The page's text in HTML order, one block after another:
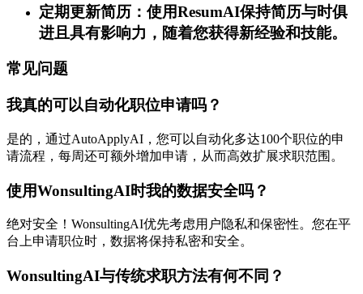
定期更新简历：使用ResumAI保持简历与时俱
进且具有影响力，随着您获得新经验和技能。
常见问题
我真的可以自动化职位申请吗？
是的，通过AutoApplyAI，您可以自动化多达100个职位的申
请流程，每周还可额外增加申请，从而高效扩展求职范围。
使用WonsultingAI时我的数据安全吗？
绝对安全！WonsultingAI优先考虑用户隐私和保密性。您在平
台上申请职位时，数据将保持私密和安全。
WonsultingAI与传统求职方法有何不同？